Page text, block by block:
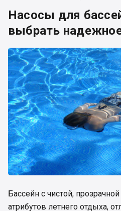
Насосы для
выбрать
Бассейн с чистой,
атрибутов летнего отдыха,